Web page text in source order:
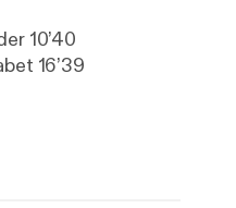
10 Gartneren og herskabet 16’39